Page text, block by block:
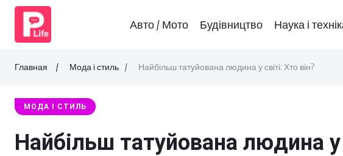
Авто / Мото Будівництво Наука і
Главная Мода і стиль Найбільш татуйована людина у світі: Хто він?
МОДА І СТИЛЬ
Найбільш татуйована людина у